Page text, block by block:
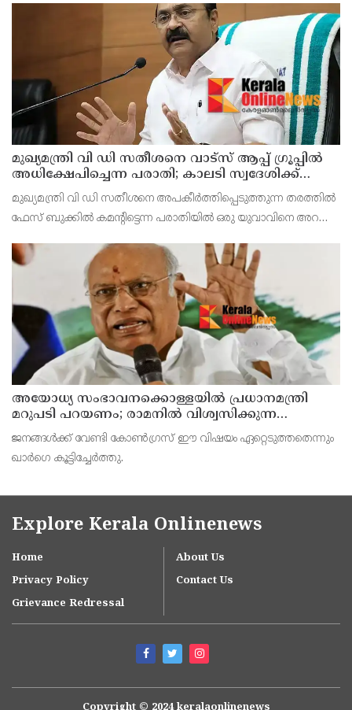
മുഖ്യമന്ത്രി വി ഡി സതീശനെ വാട്‌സ് ആപ്പ് ഗ്രൂപ്പില്‍
അധിക്ഷേപിച്ചെന്ന പരാതി; കാലടി സ്വദേശിക്ക്
എതിരെ കേസ്
മുഖ്യമന്ത്രി വി ഡി സതീശനെ അപകീര്‍ത്തിപ്പെടുത്തുന്ന തരത്തില്‍
ഫേസ് ബുക്കില്‍ കമന്റിട്ടെന്ന പരാതിയില്‍ ഒരു യുവാവിനെ അറസ്റ്റ്
അയോധ്യ സംഭാവനക്കൊള്ളയില്‍ പ്രധാനമന്ത്രി
മറുപടി പറയണം; രാമനില്‍ വിശ്വസിക്കുന്ന
സാധാരണക്കാര്‍ ആശങ്കാകുലരാണെന്ന് ഖാര്‍ഗെ
ജനങ്ങള്‍ക്ക് വേണ്ടി കോണ്‍ഗ്രസ് ഈ വിഷയം ഏറ്റെടുത്തതെന്നും
ഖാര്‍ഗെ കൂട്ടിച്ചേര്‍ത്തു.
Explore Kerala Onlinenews
Home
About Us
Privacy Policy
Contact Us
Grievance Redressal
Copyright © 2024 keralaonlinenews